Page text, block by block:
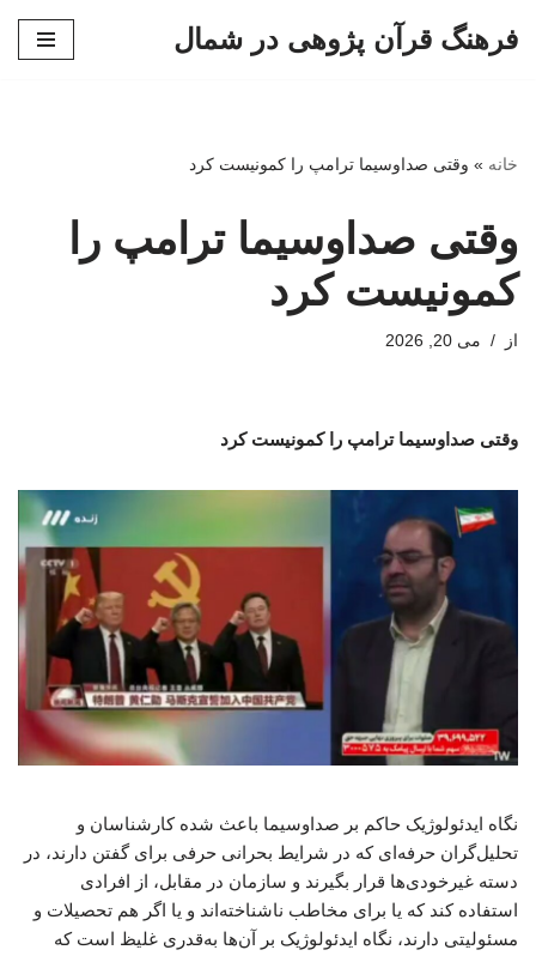
فرهنگ قرآن پژوهی در شمال
خانه » وقتی صداوسیما ترامپ را کمونیست کرد
وقتی صداوسیما ترامپ را
کمونیست کرد
از می 20, 2026
وقتی صداوسیما ترامپ را کمونیست کرد
نگاه ایدئولوژیک حاکم بر صداوسیما باعث شده کارشناسان و
تحلیل‌گران حرفه‌ای که در شرایط بحرانی حرفی برای گفتن دارند، در
دسته غیرخودی‌ها قرار بگیرند و سازمان در مقابل، از افرادی
استفاده کند که یا برای مخاطب ناشناخته‌اند و یا اگر هم تحصیلات و
مسئولیتی دارند، نگاه ایدئولوژیک بر آن‌ها به‌قدری غلیظ است که